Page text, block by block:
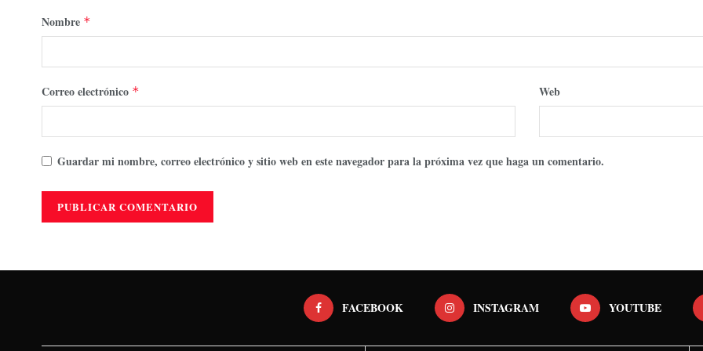
Nombre *
Correo electrónico * Web
Guardar mi nombre, correo electrónico y sitio web en este navegador para la próxima vez que haga un comentario.
FACEBOOK INSTAGRAM YOUTUBE